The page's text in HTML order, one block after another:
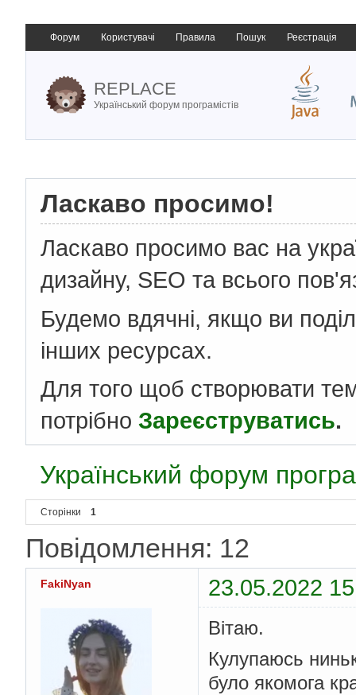
Форум Користувачі Правила Пошук Реєстрація
REPLACE
Український форум програмістів
Ласкаво просимо!
Ласкаво просимо вас на
дизайну, SEO та всього
Будемо вдячні, якщо ви
інших ресурсах.
Для того щоб створювати
потрібно Зареєструватись.
Український форум
Сторінки 1
Повідомлення: 12
FakiNyan 23.05.2022
Вітаю.
Кулупаюсь
було якомога